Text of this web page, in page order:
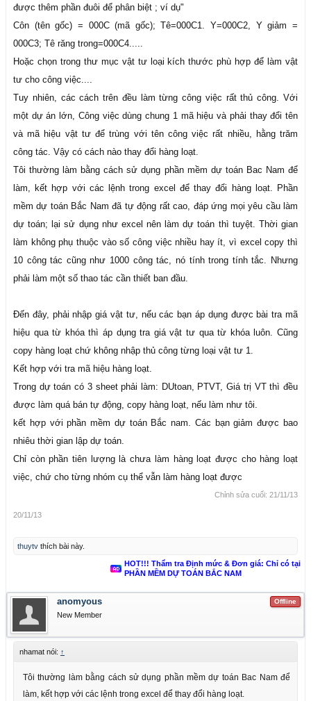
được thêm phần đuôi để phân biệt ; ví dụ"
Côn (tên gốc) = 000C (mã gốc); Tê=000C1. Y=000C2, Y giảm =
000C3; Tê răng trong=000C4.....
Hoặc chọn trong thư mục vật tư loại kích thước phù hợp để làm vật
tư cho công việc....
Tuy nhiên, các cách trên đều làm từng công việc rất thủ công. Với
một dự án lớn, Công việc dùng chung 1 mã hiệu và phải thay đổi tên
và mã hiệu vật tư để trùng với tên công việc rất nhiều, hằng trăm
công tác. Vậy có cách nào thay đổi hàng loạt.
Tôi thường làm bằng cách sử dụng phần mềm dự toán Bac Nam để
làm, kết hợp với các lệnh trong excel để thay đổi hàng loạt. Phần
mềm dự toán Bắc Nam đã tự động rất cao, đáp ứng mọi yêu cầu làm
dự toán; lại sử dụng như excel nên làm dự toán thì tuyệt. Thời gian
làm không phụ thuộc vào số công việc nhiều hay ít, vì excel copy thì
10 công tác cũng như 1000 công tác, nó tính trong tính tắc. Nhưng
phải làm một số thao tác cần thiết ban đầu.
Đến đây, phải nhập giá vật tư, nếu các bạn áp dụng được bài tra mã
hiệu qua từ khóa thì áp dụng tra giá vật tư qua từ khóa luôn. Cũng
copy hàng loạt chứ không nhập thủ công từng loại vật tư 1.
Kết hợp với tra mã hiệu hàng loạt.
Trong dự toán có 3 sheet phải làm: DUtoan, PTVT, Giá trị VT thì đều
được làm quá bán tự động, copy hàng loạt, nếu làm như tôi.
kết hợp với phần mềm dự toán Bắc nam. Các bạn giảm được bao
nhiêu thời gian lập dự toán.
Chỉ còn phần tiên lượng là chưa làm hàng loạt được cho hàng loạt
việc, chứ cho từng nhóm cụ thể vẫn làm hàng loạt được
Chỉnh sửa cuối: 21/11/13
20/11/13
thuytv thích bài này.
HOT!!! Thẩm tra Định mức & Đơn giá: Chỉ có tại
PHẦN MỀM DỰ TOÁN BẮC NAM
Offline
anomyous
New Member
nhamat nói: ↑
Tôi thường làm bằng cách sử dụng phần mềm dự toán Bac Nam để
làm, kết hợp với các lệnh trong excel để thay đổi hàng loạt.